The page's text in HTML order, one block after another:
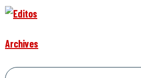
Archives